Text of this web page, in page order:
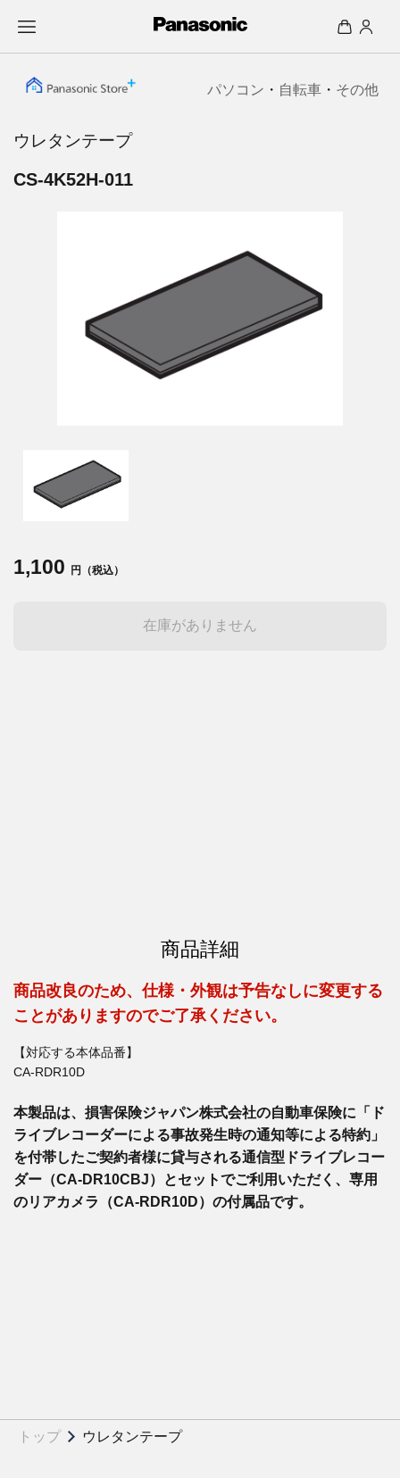
パソコン ・ 自転車 ・ その他
ウレタンテープ
CS-4K52H-011
1,100 円（税込）
在庫がありません
商品詳細
商品改良のため、仕様・外観は予告なしに変更する
ことがありますのでご了承ください。
【対応する本体品番】
CA-RDR10D
本製品は、損害保険ジャパン株式会社の自動車保険に「ド
ライブレコーダーによる事故発生時の通知等による特約」
を付帯したご契約者様に貸与される通信型ドライブレコー
ダー（CA-DR10CBJ）とセットでご利用いただく、専用
のリアカメラ（CA-RDR10D）の付属品です。
トップ ウレタンテープ